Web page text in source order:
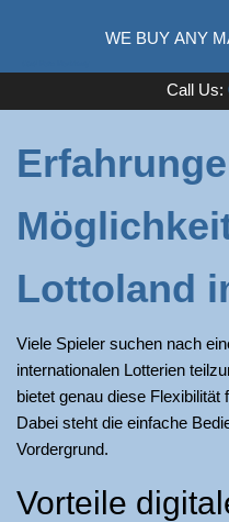
Call Us:
Lottoland
Viele Spieler suchen nach
internationalen Lotterien
bietet genau diese
Dabei steht die einfache
Vordergrund.
Vorteile